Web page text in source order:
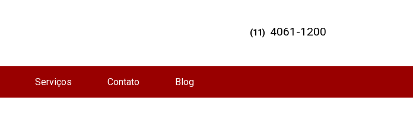
Serviços Contato Blog
(11) 4061-1200